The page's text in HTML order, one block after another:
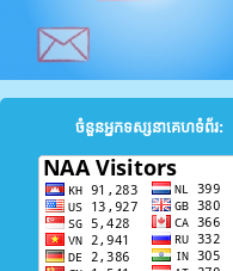
ចំនួនអ្នកទស្សនាគេហទំព័រ: